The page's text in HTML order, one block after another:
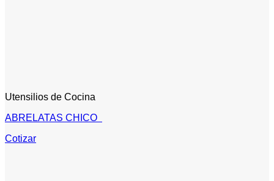
Utensilios de Cocina
ABRELATAS CHICO
Cotizar